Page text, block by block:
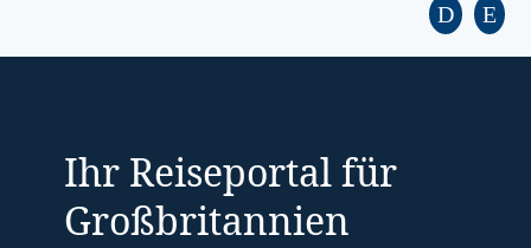
Ihr Reiseportal für
Großbritannien